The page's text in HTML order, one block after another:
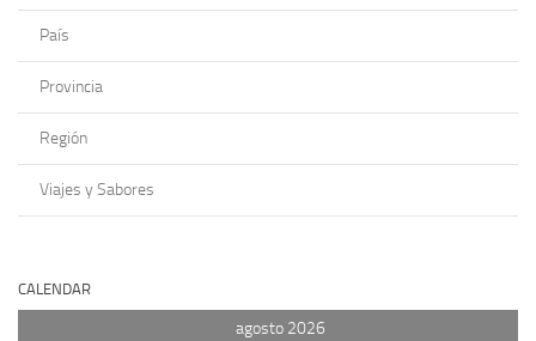
País
Provincia
Región
Viajes y Sabores
CALENDAR
agosto 2026